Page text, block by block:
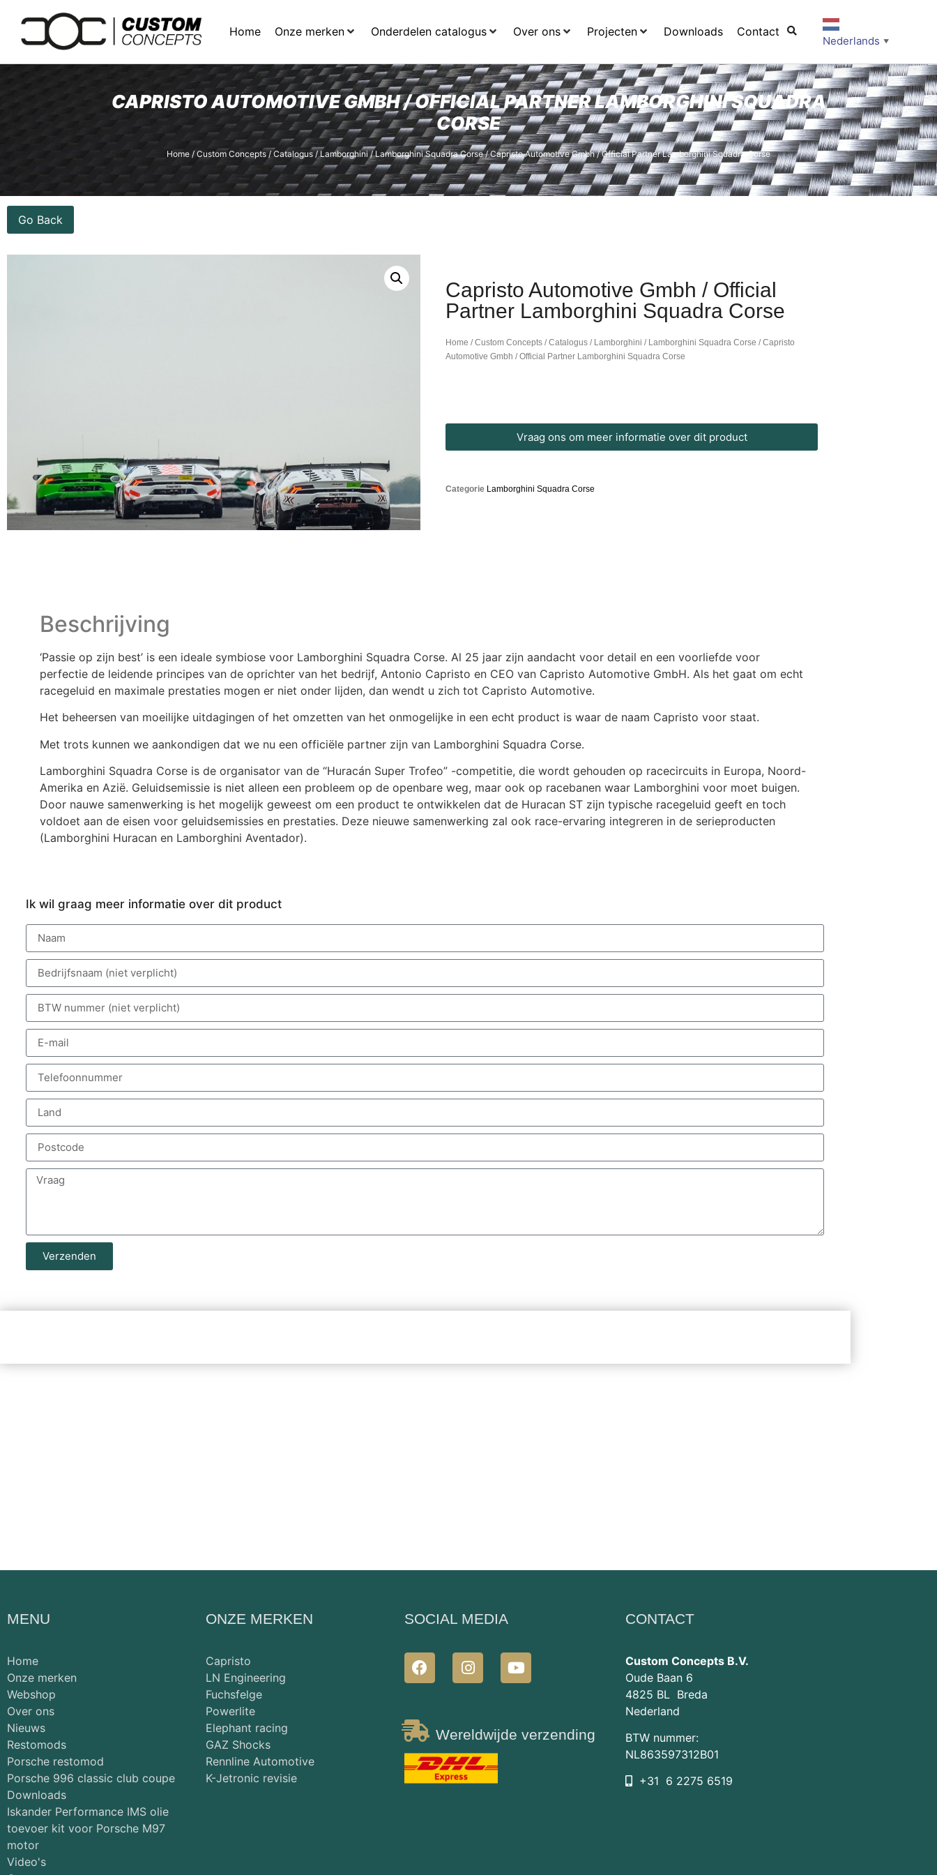
Home Onze merken Onderdelen catalogus Over ons Projecten Downloads Contact
Nederlands ▼
CAPRISTO AUTOMOTIVE GMBH / OFFICIAL PARTNER LAMBORGHINI SQUADRA
CORSE
Home / Custom Concepts/Catalogus/Lamborghini/Lamborghini Squadra Corse/ Capristo Automotive Gmbh / Official Partner Lamborghini Squadra Corse
Go Back
Capristo Automotive Gmbh / Official
Partner Lamborghini Squadra Corse
Home /Custom Concepts /Catalogus / Lamborghini / Lamborghini Squadra Corse / Capristo
Automotive Gmbh / Official Partner Lamborghini Squadra Corse
Vraag ons om meer informatie over dit product
Categorie Lamborghini Squadra Corse
Beschrijving
‘Passie op zijn best’ is een ideale symbiose voor Lamborghini Squadra Corse. Al 25 jaar zijn aandacht voor detail en een voorliefde voor
perfectie de leidende principes van de oprichter van het bedrijf, Antonio Capristo en CEO van Capristo Automotive GmbH. Als het gaat om echt
racegeluid en maximale prestaties mogen er niet onder lijden, dan wendt u zich tot Capristo Automotive.
Het beheersen van moeilijke uitdagingen of het omzetten van het onmogelijke in een echt product is waar de naam Capristo voor staat.
Met trots kunnen we aankondigen dat we nu een officiële partner zijn van Lamborghini Squadra Corse.
Lamborghini Squadra Corse is de organisator van de “Huracán Super Trofeo” -competitie, die wordt gehouden op racecircuits in Europa, Noord-
Amerika en Azië. Geluidsemissie is niet alleen een probleem op de openbare weg, maar ook op racebanen waar Lamborghini voor moet buigen.
Door nauwe samenwerking is het mogelijk geweest om een ​​product te ontwikkelen dat de Huracan ST zijn typische racegeluid geeft en toch
voldoet aan de eisen voor geluidsemissies en prestaties. Deze nieuwe samenwerking zal ook race-ervaring integreren in de serieproducten
(Lamborghini Huracan en Lamborghini Aventador).
Ik wil graag meer informatie over dit product
Verzenden
MENU
Home
Onze merken
Webshop
Over ons
Nieuws
Restomods
Porsche restomod
Porsche 996 classic club coupe
Downloads
Iskander Performance IMS olie
toevoer kit voor Porsche M97
motor
Video's
ONZE MERKEN
Capristo
LN Engineering
Fuchsfelge
Powerlite
Elephant racing
GAZ Shocks
Rennline Automotive
K-Jetronic revisie
SOCIAL MEDIA
Wereldwijde verzending
CONTACT
Custom Concepts B.V.
Oude Baan 6
4825 BL Breda
Nederland
BTW nummer:
NL863597312B01
+31 6 2275 6519